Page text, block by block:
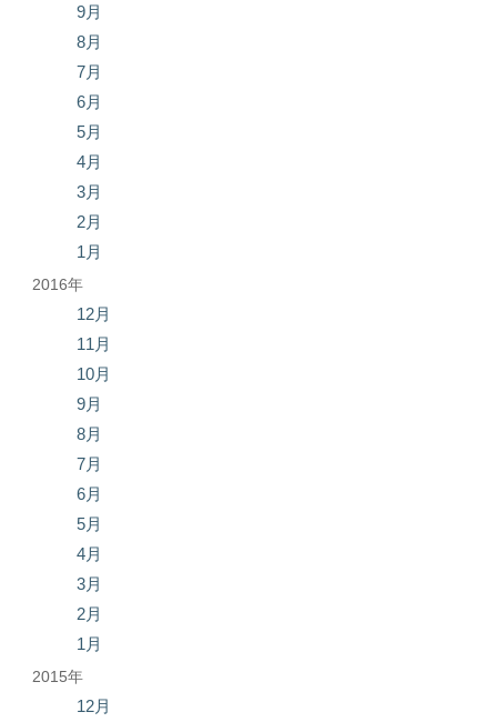
9月
8月
7月
6月
5月
4月
3月
2月
1月
2016年
12月
11月
10月
9月
8月
7月
6月
5月
4月
3月
2月
1月
2015年
12月